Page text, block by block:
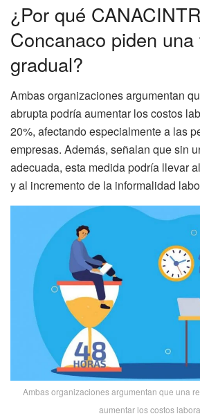
¿Por qué
Concanaco piden
gradual?
Ambas organizaciones argumentan
abrupta podría aumentar los costos
20%, afectando especialmente a las
empresas. Además, señalan que sin
adecuada, esta medida podría llevar
y al incremento de la informalidad
Ambas organizaciones argumentan que una
aumentar los costos